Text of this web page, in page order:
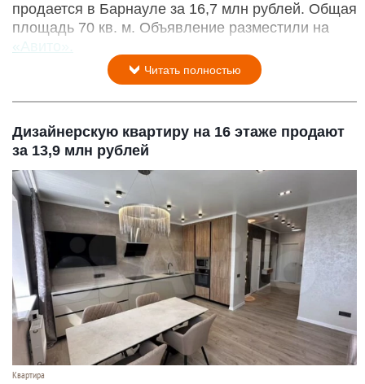
продается в Барнауле за 16,7 млн рублей. Общая
площадь 70 кв. м. Объявление разместили на
«Авито».
Читать полностью
Дизайнерскую квартиру на 16 этаже продают
за 13,9 млн рублей
Квартира